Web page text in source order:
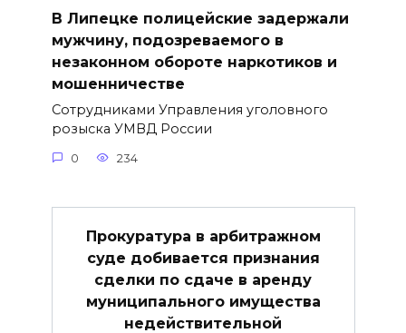
В Липецке полицейские задержали
мужчину, подозреваемого в
незаконном обороте наркотиков и
мошенничестве
Сотрудниками Управления уголовного
розыска УМВД России
0 234
Прокуратура в арбитражном
суде добивается признания
сделки по сдаче в аренду
муниципального имущества
недействительной